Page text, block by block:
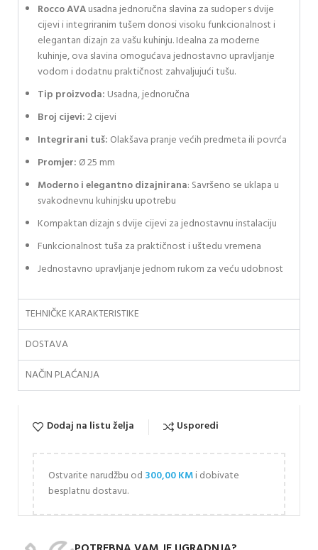
Rocco AVAusadna jednoručna slavina za sudoper s dvije
cijevi i integriranim tušem donosi visoku funkcionalnost i
elegantan dizajn za vašu kuhinju. Idealna za moderne
kuhinje, ova slavina omogućava jednostavno upravljanje
vodom i dodatnu praktičnost zahvaljujući tušu.
Tip proizvoda: Usadna, jednoručna
Broj cijevi:2 cijevi
Integrirani tuš: Olakšava pranje većih predmeta ili povrća
Promjer: Ø 25 mm
Moderno i elegantno dizajnirana: Savršeno se uklapa u
svakodnevnu kuhinjsku upotrebu
Kompaktan dizajn s dvije cijevi za jednostavnu instalaciju
Funkcionalnost tuša za praktičnost i uštedu vremena
Jednostavno upravljanje jednom rukom za veću udobnost
TEHNIČKE KARAKTERISTIKE
DOSTAVA
NAČIN PLAĆANJA
Dodaj na listu želja Usporedi
Ostvarite narudžbu od 300,00KMi dobivate
besplatnu dostavu.